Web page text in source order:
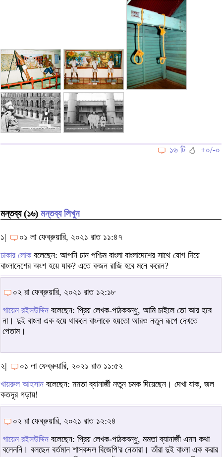
১৬ টি +০/-০
মন্তব্য (১৬) মন্তব্য লিখুন
১|
০১ লা ফেব্রুয়ারি, ২০২১ রাত ১১:৪৭
ঢাকার লোকবলেছেন: আপনি চান পশ্চিম বাংলা বাংলাদেশের সাথে যোগ দিয়ে
বাংলাদেশের অংশ হয়ে যাক? এতে কজন রাজি হবে মনে করেন?
০২ রা ফেব্রুয়ারি, ২০২১ রাত ১২:১৮
গায়েন রইসউদ্দিন বলেছেন: প্রিয় লেখক-পাঠকবন্ধু, আমি চাইলে তো আর হবে
না। দুই বাংলা এক হয়ে থাকলে বাংলাকে হয়তো আরও নতুন রূপে দেখতে
পেতাম।
২|
০১ লা ফেব্রুয়ারি, ২০২১ রাত ১১:৫২
খায়রুল আহসান বলেছেন: মমতা ব্যানার্জী নতুন চমক দিয়েছেন। দেখা যাক, জল
কতদূর গড়ায়!
০২ রা ফেব্রুয়ারি, ২০২১ রাত ১২:২৪
গায়েন রইসউদ্দিন বলেছেন: প্রিয় লেখক-পাঠকবন্ধু, মমতা ব্যানার্জী এমন কথা
বলেননি। বলছেন বর্তমান শাসকদল বিজেপি'র নেতারা। তাঁরা দুই বাংলা এক করার